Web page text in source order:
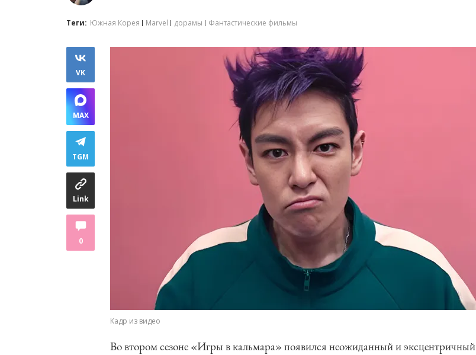
Теги: Южная Корея Marvel дорамы Фантастические фильмы
VK
MAX
TGM
Link
0
Кадр из видео
Во втором сезоне «Игры в кальмара» появился неожиданный и эксцентричный